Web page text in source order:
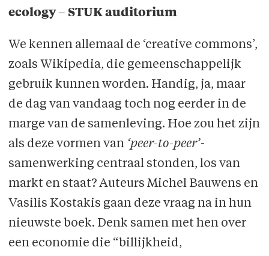
ecology – STUK auditorium
We kennen allemaal de ‘creative commons’,
zoals Wikipedia, die gemeenschappelijk
gebruik kunnen worden. Handig, ja, maar
de dag van vandaag toch nog eerder in de
marge van de samenleving. Hoe zou het zijn
als deze vormen van ‘peer-to-peer’-
samenwerking centraal stonden, los van
markt en staat? Auteurs Michel Bauwens en
Vasilis Kostakis gaan deze vraag na in hun
nieuwste boek. Denk samen met hen over
een economie die “billijkheid,